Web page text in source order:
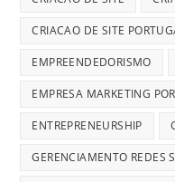
CRIACAO DE SITE
EMPREENDEDORISMO
EMPRESA MARKETING
ENTREPRENEURSHIP
GERENCIAMENTO REDES